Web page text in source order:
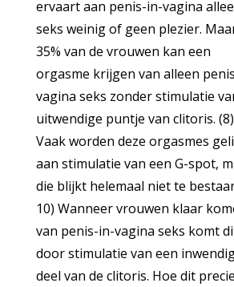
ervaart aan penis-in-vagina
seks weinig of geen plezier.
35% van de vrouwen kan een
orgasme krijgen van alleen
vagina seks zonder stimulatie
uitwendige puntje van clitoris. (8)
Vaak worden deze orgasmes
aan stimulatie van een G-spot,
die blijkt helemaal niet te
10) Wanneer vrouwen klaar
van penis-in-vagina seks komt
door stimulatie van een
deel van de clitoris. Hoe dit